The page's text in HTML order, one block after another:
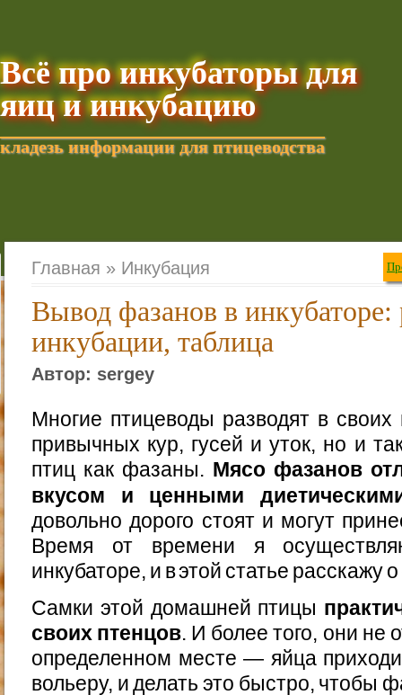
Всё про инкубаторы для
яиц и инкубацию
кладезь информации для птицеводства
Добавить текущую
Главная » Инкубация
Вывод фазанов в
инкубации, таблица
Автор: sergey
Многие птицеводы разводят в своих
привычных кур, гусей и уток, но и
птиц как фазаны. Мясо фазанов
вкусом и ценными
довольно дорого стоят и могут
Время от времени я
инкубаторе, и в этой статье расскажу
Самки этой домашней птицы
своих птенцов. И более того, они не
определенном месте — яйца
вольеру, и делать это быстро, чтобы